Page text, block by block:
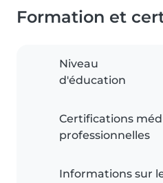
Formation et
Niveau
d'éducation
Certifications
professionnelles
Informations sur